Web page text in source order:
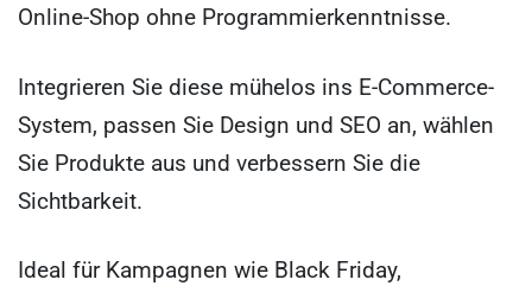
Online-Shop ohne Programmierkenntnisse.
Integrieren Sie diese mühelos ins E-Commerce-
System, passen Sie Design und SEO an, wählen
Sie Produkte aus und verbessern Sie die
Sichtbarkeit.
Ideal für Kampagnen wie Black Friday,